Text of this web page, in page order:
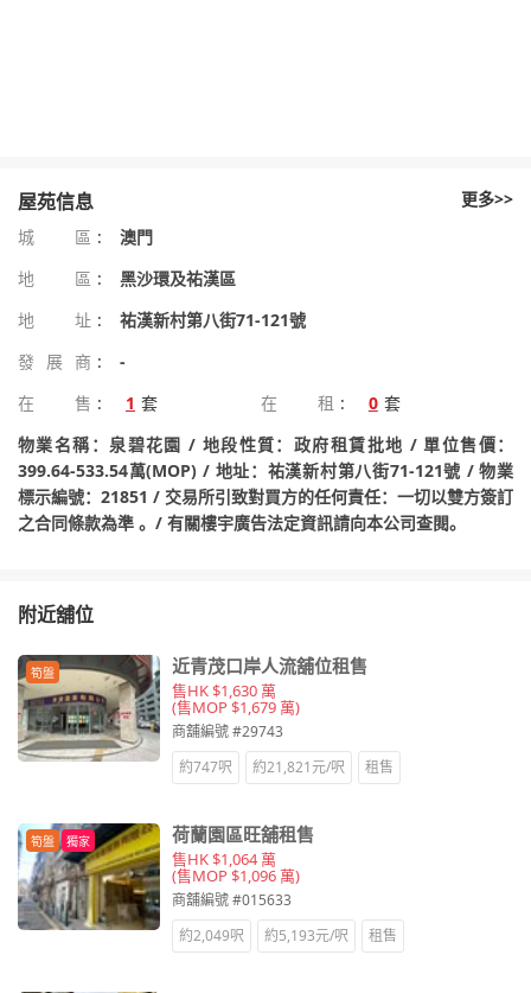
屋苑信息
更多>>
城區 : 澳門
地區 :
黑沙環及祐漢區
地址 :
祐漢新村第八街71-121號
發展商 :
-
在售 : 1 套 在租 : 0 套
物業名稱：泉碧花園 / 地段性質：政府租賃批地 / 單位售價：
399.64-533.54萬(MOP) / 地址：祐漢新村第八街71-121號 / 物業
標示編號：21851 / 交易所引致對買方的任何責任：一切以雙方簽訂
之合同條款為準 。/ 有關樓宇廣告法定資訊請向本公司查閱。
附近舖位
筍盤 近青茂口岸人流舖位租售
售HK $1,630 萬
(售MOP $1,679 萬)
商舖編號 #29743
約747呎
約21,821元/呎 租售
筍盤 獨家 荷蘭園區旺舖租售
售HK $1,064 萬
(售MOP $1,096 萬)
商舖編號 #015633
約2,049呎
約5,193元/呎 租售